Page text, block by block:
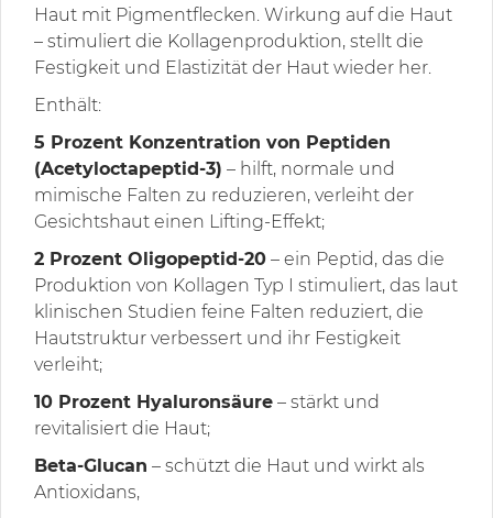
Haut mit Pigmentflecken. Wirkung auf die Haut
– stimuliert die Kollagenproduktion, stellt die
Festigkeit und Elastizität der Haut wieder her.
Enthält:
5 Prozent Konzentration von Peptiden
(Acetyloctapeptid-3) – hilft, normale und
mimische Falten zu reduzieren, verleiht der
Gesichtshaut einen Lifting-Effekt;
2 Prozent Oligopeptid-20 – ein Peptid, das die
Produktion von Kollagen Typ I stimuliert, das laut
klinischen Studien feine Falten reduziert, die
Hautstruktur verbessert und ihr Festigkeit
verleiht;
10 Prozent Hyaluronsäure – stärkt und
revitalisiert die Haut;
Beta-Glucan – schützt die Haut und wirkt als
Antioxidans,